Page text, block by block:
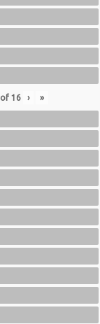
of 16 › »